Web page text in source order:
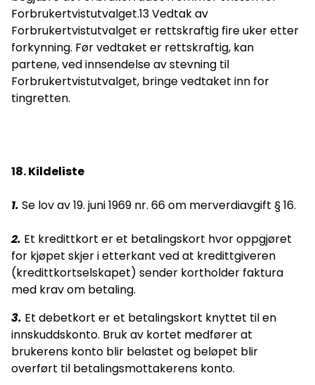
Forbrukertvistutvalget.13 Vedtak av
Forbrukertvistutvalget er rettskraftig fire uker etter
forkynning. Før vedtaket er rettskraftig, kan
partene, ved innsendelse av stevning til
Forbrukertvistutvalget, bringe vedtaket inn for
tingretten.
18. Kildeliste
1. Se lov av 19. juni 1969 nr. 66 om merverdiavgift § 16.
2. Et kredittkort er et betalingskort hvor oppgjøret
for kjøpet skjer i etterkant ved at kredittgiveren
(kredittkortselskapet) sender kortholder faktura
med krav om betaling.
3. Et debetkort er et betalingskort knyttet til en
innskuddskonto. Bruk av kortet medfører at
brukerens konto blir belastet og beløpet blir
overført til betalingsmottakerens konto.